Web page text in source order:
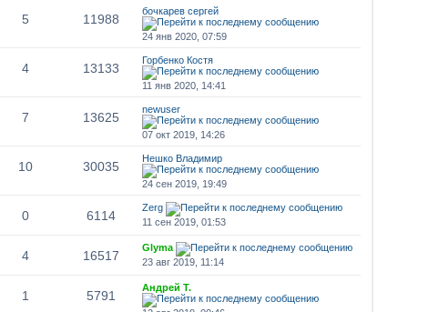
5 11988
бочкарев сергей
24 янв 2020, 07:59
4 13133
Горбенко Костя
11 янв 2020, 14:41
7 13625
newuser
07 окт 2019, 14:26
10 30035
Нешко Владимир
24 сен 2019, 19:49
0 6114
Zerg
11 сен 2019, 01:53
4 16517
Glyma
23 авг 2019, 11:14
1 5791
Андрей Т.